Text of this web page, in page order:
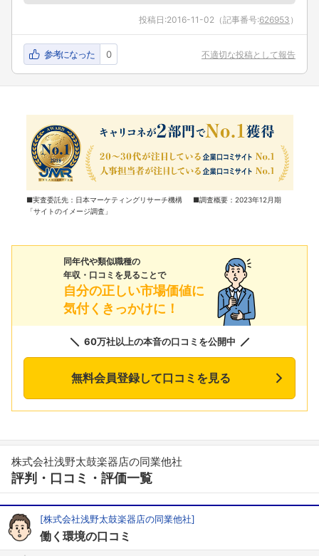
投稿日:2016-11-02 （記事番号:626953 ）
参考になった 0 不適切な投稿として報告
■実査委託先：日本マーケティングリサーチ機構 ■調査概要：2023年12月期
「サイトのイメージ調査」
同年代や類似職種の
年収・口コミを見ることで
自分の正しい市場価値に
気付くきっかけに！
60万社以上の本音の口コミを公開中
無料会員登録して口コミを見る
株式会社浅野太鼓楽器店の同業他社
評判・口コミ・評価一覧
[株式会社浅野太鼓楽器店の同業他社]
働く環境の口コミ